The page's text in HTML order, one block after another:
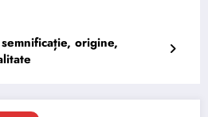
origine,